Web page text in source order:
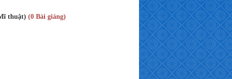
thuật) (0 Bài giảng)